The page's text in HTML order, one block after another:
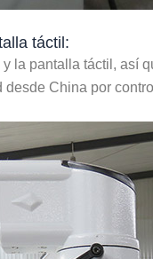
táctil:
la pantalla táctil, así
China por